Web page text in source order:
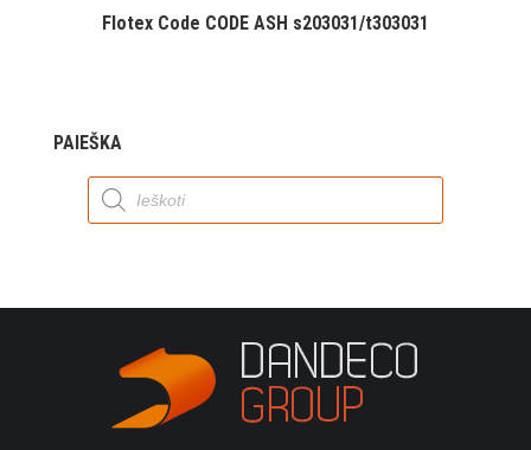
Flotex Code CODE ASH s203031/t303031
PAIEŠKA
Products
search